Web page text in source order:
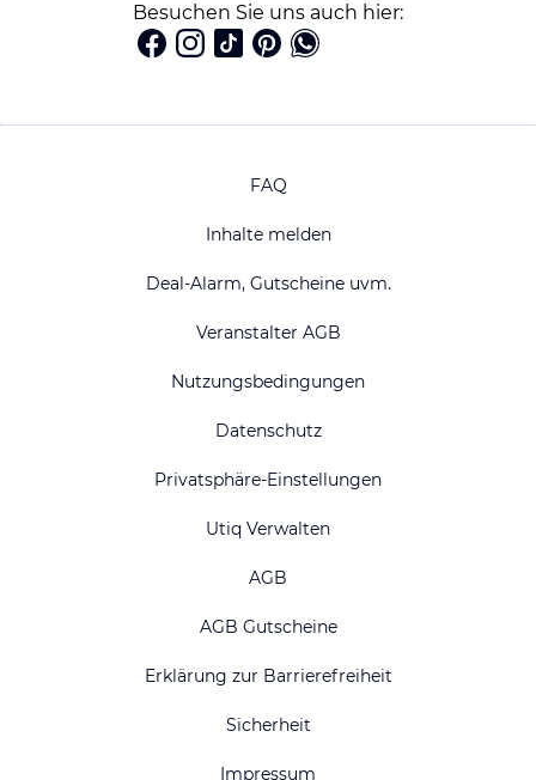
Besuchen Sie uns auch hier:
FAQ
Inhalte melden
Deal-Alarm, Gutscheine uvm.
Veranstalter AGB
Nutzungsbedingungen
Datenschutz
Privatsphäre-Einstellungen
Utiq Verwalten
AGB
AGB Gutscheine
Erklärung zur Barrierefreiheit
Sicherheit
Impressum